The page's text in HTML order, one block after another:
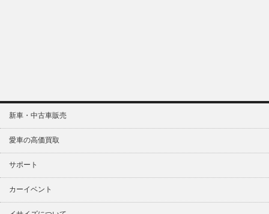
新車・中古車販売
愛車の高価買取
サポート
カーイベント